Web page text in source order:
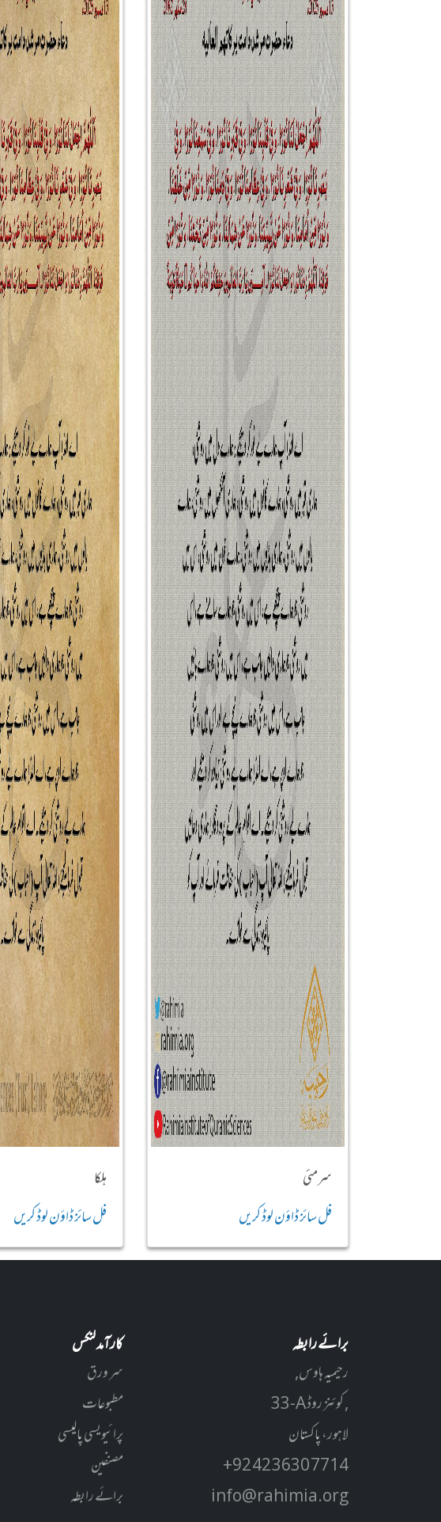
سرمئی
فل سائز ڈاؤن لوڈ کریں
ہلکا
فل سائز ڈاؤن لوڈ کریں
برائے رابطہ
رحیمیہ ہاوس,
33-A کوئنز روڈ ,
لاہور، پاکستان
+92 42 3630 7714
info@rahimia.org
کارآمد لنکس
سر ورق
مطبوعات
پرائیویسی پالیسی
مصنفین
برائے رابطہ